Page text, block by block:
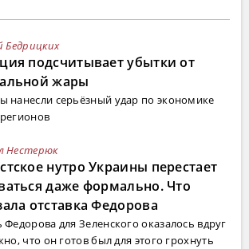
Бедрицких
подсчитывает убытки от
жары
нанесли серьёзный удар по экономике
Нестерюк
нутро Украины перестает
даже формально. Что
отставка Федорова
Федорова для Зеленского оказалось вдруг
что он готов был для этого грохнуть